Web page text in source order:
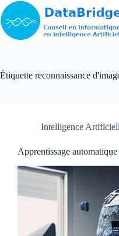
Passer
au
contenu
Étiquette reconnaissance
Intelligence
Apprentissage